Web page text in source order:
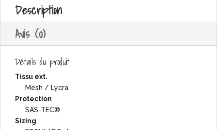
Description
Avis (0)
Détails du produit
Tissu ext.
Mesh / Lycra
Protection
SAS-TEC®
Sizing